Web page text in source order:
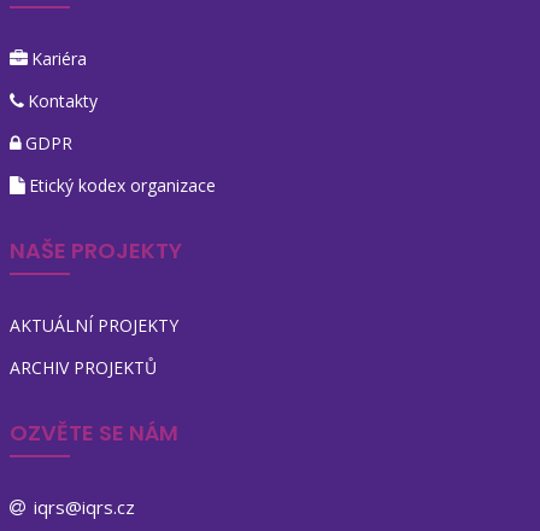
Kariéra
Kontakty
GDPR
Etický kodex organizace
NAŠE PROJEKTY
AKTUÁLNÍ PROJEKTY
ARCHIV PROJEKTŮ
OZVĚTE SE NÁM
iqrs@iqrs.cz